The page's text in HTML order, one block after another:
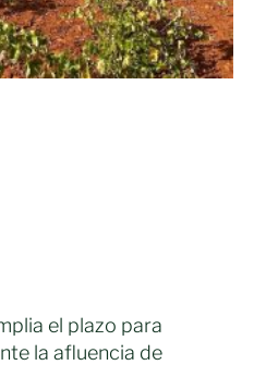
el plazo para
la afluencia de